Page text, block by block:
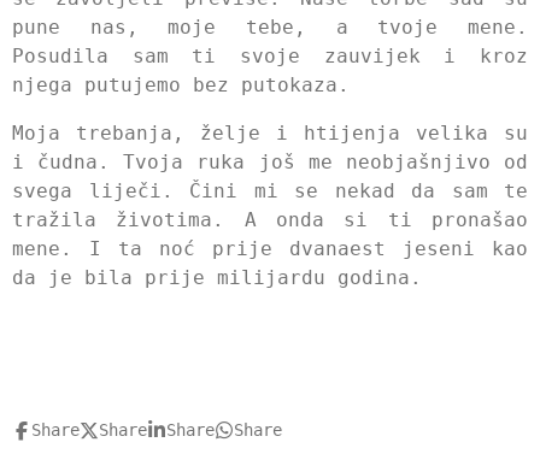
pune nas, moje tebe, a tvoje mene.
Posudila sam ti svoje zauvijek i kroz
njega putujemo bez putokaza.
Moja trebanja, želje i htijenja velika su
i čudna. Tvoja ruka još me neobjašnjivo od
svega liječi. Čini mi se nekad da sam te
tražila životima. A onda si ti pronašao
mene. I ta noć prije dvanaest jeseni kao
da je bila prije milijardu godina.
Share Share Share Share